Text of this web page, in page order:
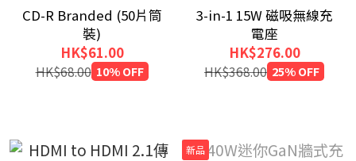
CD-R Branded (50片筒
裝)
HK$61.00
HK$68.00 10% OFF
3-in-1 15W 磁吸無線充
電座
HK$276.00
HK$368.00 25% OFF
新品